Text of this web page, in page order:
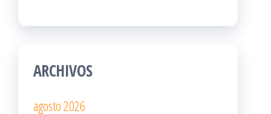
ARCHIVOS
agosto 2026